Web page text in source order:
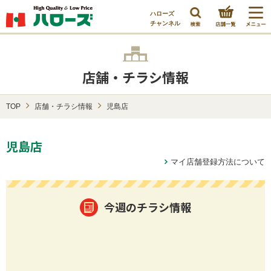
ハローズ
チャンネル
店舗・チラシ情報
TOP 店舗・チラシ情報 児島店
マイ店舗登録方法について
児島店
今週のチラシ情報